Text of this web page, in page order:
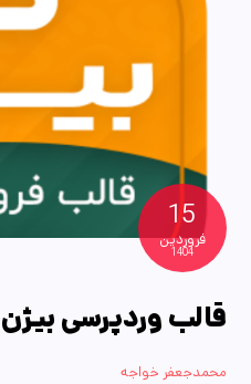
15
فروردین
1404
قالب وردپرسی بیژن
محمدجعفر خواجه